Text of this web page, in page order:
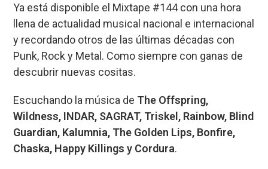
ce
b
o
o
k
es
ky
at
s
A
p
p
e
a
d
s
ail m
p
ar
Ya está disponible el Mixtape #144 con una hora
llena de actualidad musical nacional e internacional
y recordando otros de las últimas décadas con
Punk, Rock y Metal. Como siempre con ganas de
descubrir nuevas cositas.
Escuchando la música de The Offspring,
Wildness, INDAR, SAGRAT, Triskel, Rainbow, Blind
Guardian, Kalumnia, The Golden Lips, Bonfire,
Chaska, Happy Killings y Cordura.